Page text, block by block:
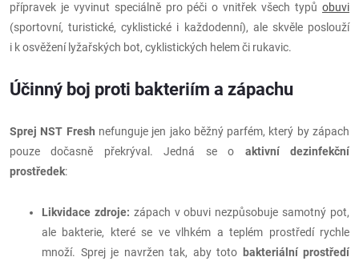
přípravek je vyvinut speciálně pro péči o vnitřek všech typů obuvi
(sportovní, turistické, cyklistické i každodenní), ale skvěle poslouží
i k osvěžení lyžařských bot, cyklistických helem či rukavic.
Účinný boj proti bakteriím a zápachu
Sprej NST Fresh nefunguje jen jako běžný parfém, který by zápach
pouze dočasně překrýval. Jedná se o aktivní dezinfekční
prostředek:
Likvidace zdroje: zápach v obuvi nezpůsobuje samotný pot,
ale bakterie, které se ve vlhkém a teplém prostředí rychle
množí. Sprej je navržen tak, aby toto bakteriální prostředí